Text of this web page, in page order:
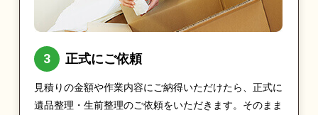
正式にご依頼
見積りの金額や作業内容にご納得いただけたら、正式に
遺品整理・生前整理のご依頼をいただきます。そのまま